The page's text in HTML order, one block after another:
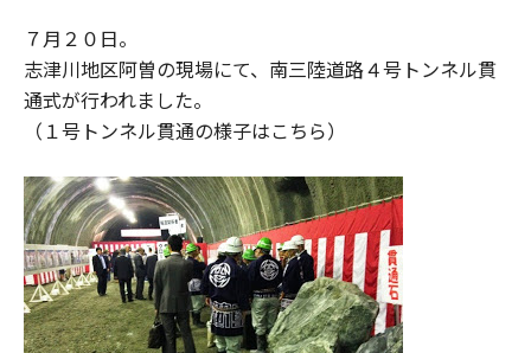
７月２０日。
志津川地区阿曽の現場にて、南三陸道路４号トンネル貫
通式が行われました。
（１号トンネル貫通の様子はこちら）